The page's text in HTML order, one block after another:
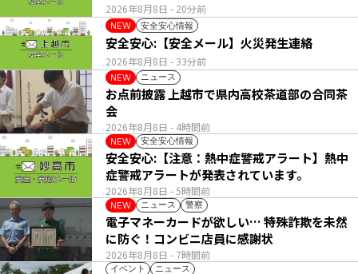
2026年8月8日 - 20分前
NEW 安全安心情報
2026年8月8日 - 33分前
安全安心:【安全メール】火災発生連絡
NEW ニュース
2026年8月8日 - 4時間前
お点前披露 上越市で県内高校茶道部の合同茶
会
NEW 安全安心情報
2026年8月8日 - 5時間前
安全安心:【注意：熱中症警戒アラート】熱中
症警戒アラートが発表されています。
NEW ニュース 警察
2026年8月8日 - 7時間前
電子マネーカードが欲しい… 特殊詐欺を未然
に防ぐ！コンビニ店員に感謝状
イベント ニュース